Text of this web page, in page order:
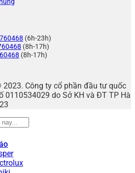
(6h-23h)
(8h-17h)
(8h-17h)
Công ty cổ phần đầu tư quốc
0110534029 do Sở KH và ĐT TP Hà